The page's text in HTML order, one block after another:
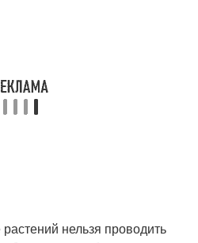
нельзя проводить